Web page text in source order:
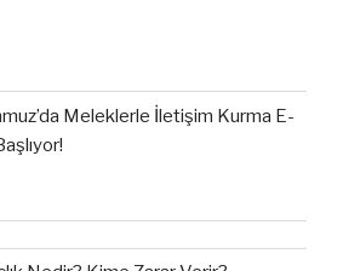
Meleklerle İletişim Kurma E-